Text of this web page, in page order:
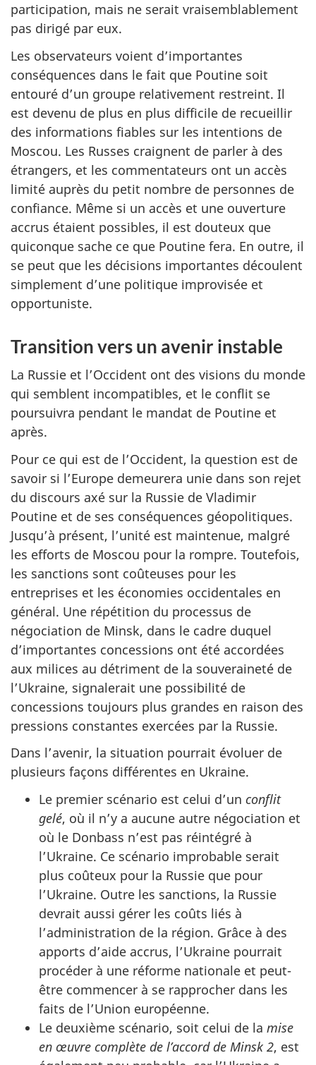
participation, mais ne serait vraisemblablement
pas dirigé par eux.
Les observateurs voient d’importantes
conséquences dans le fait que Poutine soit
entouré d’un groupe relativement restreint. Il
est devenu de plus en plus difficile de recueillir
des informations fiables sur les intentions de
Moscou. Les Russes craignent de parler à des
étrangers, et les commentateurs ont un accès
limité auprès du petit nombre de personnes de
confiance. Même si un accès et une ouverture
accrus étaient possibles, il est douteux que
quiconque sache ce que Poutine fera. En outre, il
se peut que les décisions importantes découlent
simplement d’une politique improvisée et
opportuniste.
Transition vers un avenir instable
La Russie et l’Occident ont des visions du monde
qui semblent incompatibles, et le conflit se
poursuivra pendant le mandat de Poutine et
après.
Pour ce qui est de l’Occident, la question est de
savoir si l’Europe demeurera unie dans son rejet
du discours axé sur la Russie de Vladimir
Poutine et de ses conséquences géopolitiques.
Jusqu’à présent, l’unité est maintenue, malgré
les efforts de Moscou pour la rompre. Toutefois,
les sanctions sont coûteuses pour les
entreprises et les économies occidentales en
général. Une répétition du processus de
négociation de Minsk, dans le cadre duquel
d’importantes concessions ont été accordées
aux milices au détriment de la souveraineté de
l’Ukraine, signalerait une possibilité de
concessions toujours plus grandes en raison des
pressions constantes exercées par la Russie.
Dans l’avenir, la situation pourrait évoluer de
plusieurs façons différentes en Ukraine.
Le premier scénario est celui d’un conflit
gelé, où il n’y a aucune autre négociation et
où le Donbass n’est pas réintégré à
l’Ukraine. Ce scénario improbable serait
plus coûteux pour la Russie que pour
l’Ukraine. Outre les sanctions, la Russie
devrait aussi gérer les coûts liés à
l’administration de la région. Grâce à des
apports d’aide accrus, l’Ukraine pourrait
procéder à une réforme nationale et peut-
être commencer à se rapprocher dans les
faits de l’Union européenne.
Le deuxième scénario, soit celui de la mise
en œuvre complète de l’accord de Minsk 2, est